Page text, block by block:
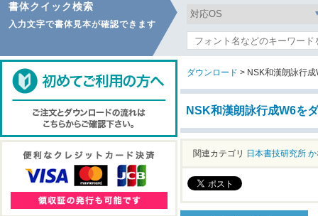
書体クイック検索
入力文字で書体見本が確認できます
ダウンロード > NSK和漢朗詠行成
NSK和漢朗詠行成W6を
関連カテゴリ 日本書技研究所